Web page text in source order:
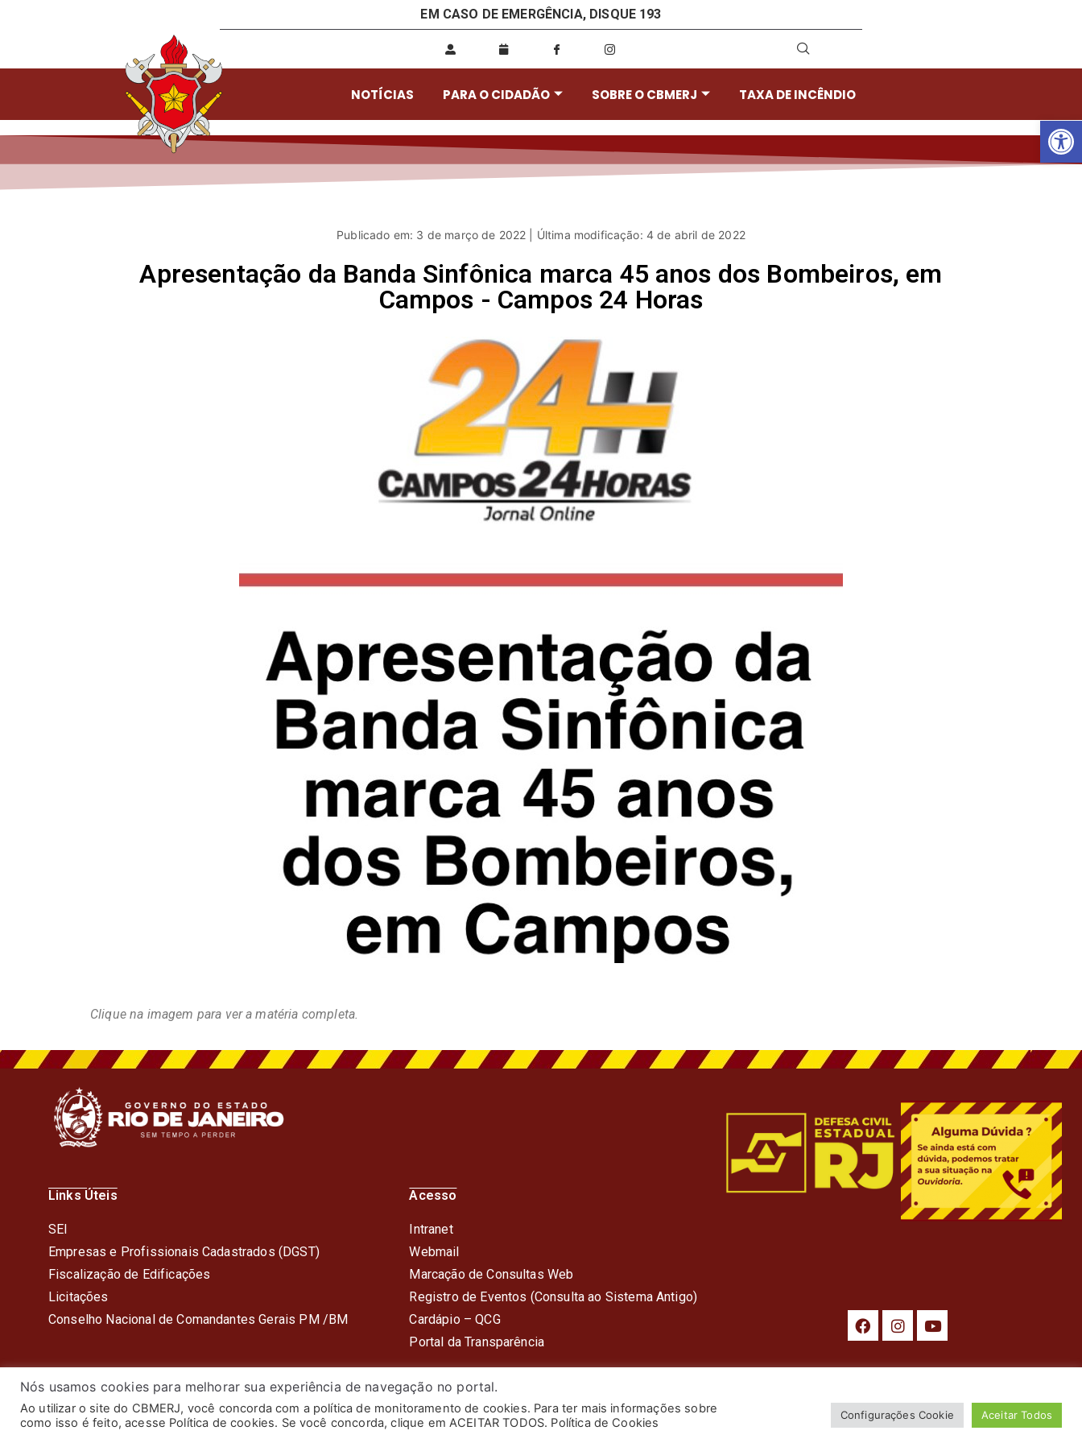
EM CASO DE EMERGÊNCIA, DISQUE 193
NOTÍCIAS PARA O CIDADÃO SOBRE O CBMERJ TAXA DE INCÊNDIO
Publicado em: 3 de março de 2022 | Última modificação: 4 de abril de 2022
Apresentação da Banda Sinfônica marca 45 anos dos Bombeiros, em
Campos - Campos 24 Horas
Clique na imagem para ver a matéria completa.
Links Úteis
SEI
Empresas e Profissionais Cadastrados (DGST)
Fiscalização de Edificações
Licitações
Conselho Nacional de Comandantes Gerais PM /BM
Acesso
Intranet
Webmail
Marcação de Consultas Web
Registro de Eventos (Consulta ao Sistema Antigo)
Cardápio – QCG
Portal da Transparência
© 2024 Corpo de Bombeiros Militar do Estado do Rio de Janeiro. Todos os Direitos Reservados. Desenvolvimento porASTI.
Nós usamos cookies para melhorar sua experiência de navegação no portal.
Ao utilizar o site do CBMERJ, você concorda com a política de monitoramento de cookies. Para ter mais informações sobre
como isso é feito, acesse Política de cookies. Se você concorda, clique em ACEITAR TODOS. Política de Cookies
Configurações Cookie Aceitar Todos